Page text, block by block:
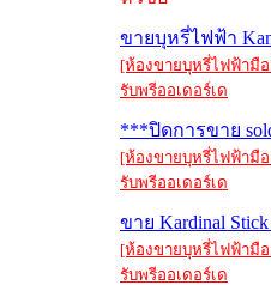
ขายบุหรี่ไฟฟ้า
[ห้องขายบุหรี่ไฟฟ้ามื
รับพรีออเดอร์เด
***ปิดการขาย
[ห้องขายบุหรี่ไฟฟ้ามื
รับพรีออเดอร์เด
ขาย Kardinal
[ห้องขายบุหรี่ไฟฟ้ามื
รับพรีออเดอร์เด